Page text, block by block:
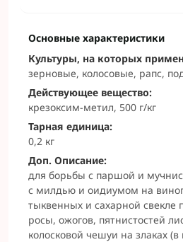
Основные характеристики
Культуры, на которых
зерновые, колосовые, рапс,
Действующее вещество:
крезоксим-метил, 500 г/кг
Тарная единица:
0,2 кг
Доп. Описание:
для борьбы с паршой и
с милдью и оидиумом на
тыквенных и сахарной свекле
росы, ожогов, пятнистостей
колосковой чешуи на злаках